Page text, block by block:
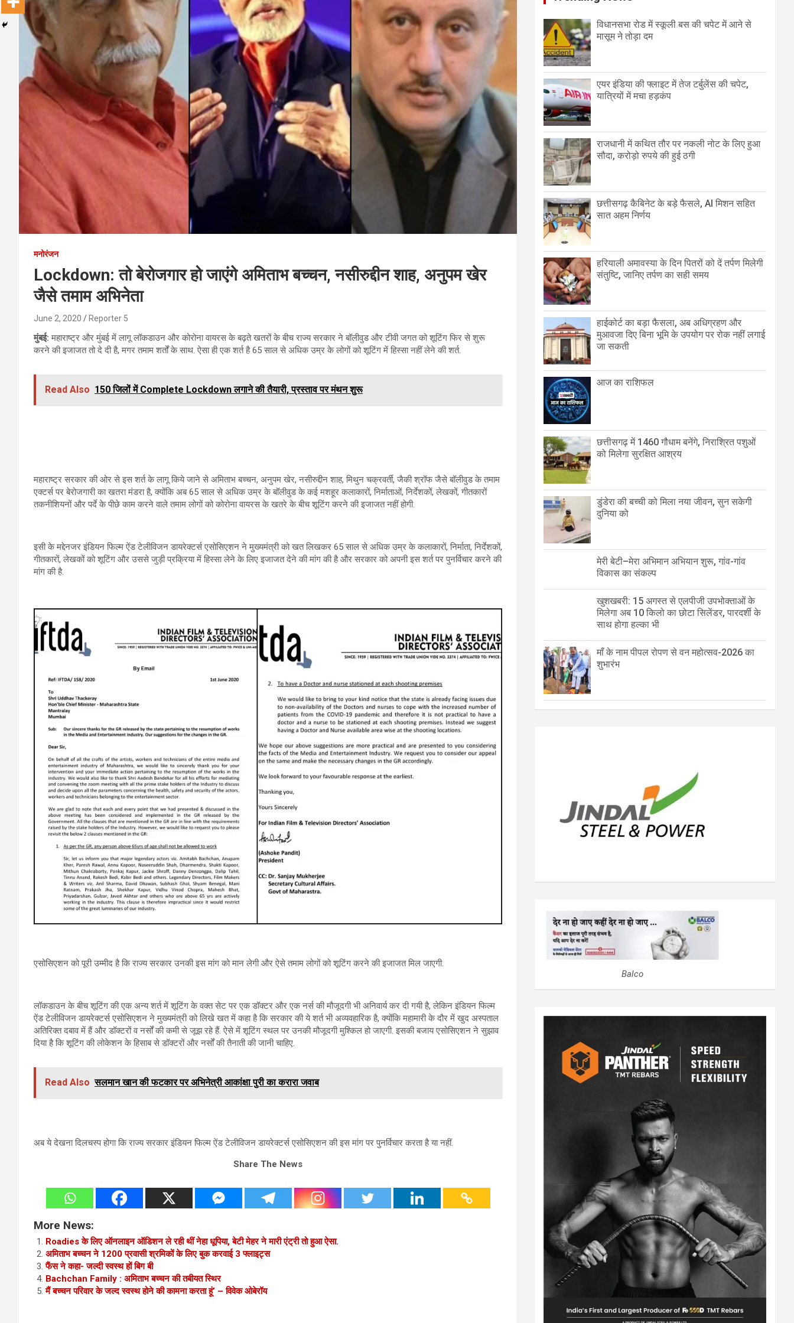
मनोरंजन
Lockdown: तो बेरोजगार हो जाएंगे अमिताभ बच्चन, नसीरुद्दीन शाह, अनुपम खेर
जैसे तमाम अभिनेता
June 2, 2020 Reporter 5
मुंबई: महाराष्ट्र और मुंबई में लागू लॉकडाउन और कोरोना वायरस के बढ़ते खतरों के बीच राज्य सरकार ने बॉलीवुड और टीवी जगत को शूटिंग फिर से शुरू
करने की इजाजत तो दे दी है, मगर तमाम शर्तों के साथ. ऐसा ही एक शर्त है 65 साल से अधिक उम्र के लोगों को शूटिंग में हिस्सा नहीं लेने की शर्त.
Read Also 150 जिलों में Complete Lockdown लगाने की तैयारी, प्रस्ताव पर मंथन शुरू
महाराष्ट्र सरकार की ओर से इस शर्त के लागू किये जाने से अमिताभ बच्चन, अनुपम खेर, नसीरुद्दीन शाह, मिथुन चक्रवर्ती, जैकी श्रॉफ जैसे बॉलीवुड के तमाम
एक्टर्स पर बेरोजगारी का खतरा मंडरा है, क्योंकि अब 65 साल से अधिक उम्र के बॉलीवुड के कई मशहूर कलाकारों, निर्माताओं, निर्देशकों, लेखकों, गीतकारों
तकनीशियनों और पर्दे के पीछे काम‌ करने वाले तमाम लोगों को कोरोना वायरस के खतरे के बीच शूटिंग करने की इजाजत नहीं होगी.
इसी के मद्देनजर इंडियन फिल्म ऐंड टेलीविजन डायरेक्टर्स एसोसिएशन ने मुख्यमंत्री को खत लिखकर 65 साल से अधिक उम्र के कलाकारों, निर्माता, निर्देशकों,
गीतकारों, लेखकों को शूटिंग और उससे जुड़ी प्रक्रिया में हिस्सा लेने के लिए इजाजत देने की मांग की है और सरकार को अपनी इस शर्त पर पुनर्विचार कर‌ने की
मांग की है.
एसोसिएशन को पूरी उम्मीद है कि राज्य सरकार उनकी इस मांग को मान लेगी और ऐसे तमाम लोगों को शूटिंग करने की इजाजत मिल जाएगी.
लॉकडाउन के बीच शूटिंग की एक अन्य शर्त में शूटिंग के वक्त सेट पर एक डॉक्टर और एक नर्स की मौजूदगी भी अनिवार्य कर दी गयी है, लेकिन इंडियन फिल्म
ऐंड टेलीविजन डायरेक्टर्स एसोसिएशन ने मुख्यमंत्री को लिखे खत में कहा है कि सरकार की ये शर्त भी अव्यवहारिक है, क्यों‌कि महामारी के दौर में खुद अस्पताल
अतिरिक्त दबाव में हैं और डॉक्टरों व नर्सों की कमी से जूझ रहे हैं. ऐसे में शूटिंग स्थल पर उनकी मौजूदगी मुश्किल हो जाएगी. इसकी बजाय एसोसिएशन ने सुझाव
दिया है कि शूटिंग की लोकेशन के हिसाब से डॉक्टरों और नर्सों की तैनाती की जानी चाहिए.
Read Also सलमान खान की फटकार पर अभिनेत्री आकांक्षा पुरी का करारा जवाब
अब ये देखना दिलचस्प होगा कि राज्य सरकार इंडियन फिल्म ऐंड टेलीविजन डायरेक्टर्स एसोसिएशन की इस मांग पर पुनर्विचार करता है या नहीं.
Share The News
More News:
Roadies के लिए ऑनलाइन ऑडिशन ले रही थीं नेहा धूपिया, बेटी मेहर ने मारी एंट्री तो हुआ ऐसा.
अमिताभ बच्चन ने 1200 प्रवासी श्रमिकों के लिए बुक करवाई 3 फ्लाइट्स
फैंस ने कहा- जल्दी स्वस्थ हों बिग बी
Bachchan Family : अमिताभ बच्चन की तबीयत स्थिर
मैं बच्चन परिवार के जल्द स्वस्थ होने की कामना करता हूं’ – विवेक ओबेरॉय
विधानसभा रोड में स्कूली बस की चपेट में आने से
मासूम ने तोड़ा दम
एयर इंडिया की फ्लाइट में तेज टर्बुलेंस की चपेट,
यात्रियों में मचा हड़कंप
राजधानी में कथित तौर पर नकली नोट के लिए हुआ
सौदा, करोड़ो रुपये की हुई ठगी
छत्तीसगढ़ कैबिनेट के बड़े फैसले, AI मिशन सहित
सात अहम निर्णय
हरियाली अमावस्या के दिन पितरों को दें तर्पण मिलेगी
संतुष्टि, जानिए तर्पण का सही समय
हाईकोर्ट का बड़ा फैसला, अब अधिग्रहण और
मुआवजा दिए बिना भूमि के उपयोग पर रोक नहीं लगाई
जा सकती
आज का राशिफल
छत्तीसगढ़ में 1460 गौधाम बनेंगे, निराश्रित पशुओं
को मिलेगा सुरक्षित आश्रय
डुंडेरा की बच्ची को मिला नया जीवन, सुन सकेगी
दुनिया को
मेरी बेटी–मेरा अभिमान अभियान शुरू, गांव-गांव
विकास का संकल्प
खुशखबरी: 15 अगस्त से एलपीजी उपभोक्ताओं के
मिलेगा अब 10 किलो का छोटा सिलेंडर, पारदर्शी के
साथ होगा हल्का भी
माँ के नाम पीपल रोपण से वन महोत्सव-2026 का
शुभारंभ
Balco